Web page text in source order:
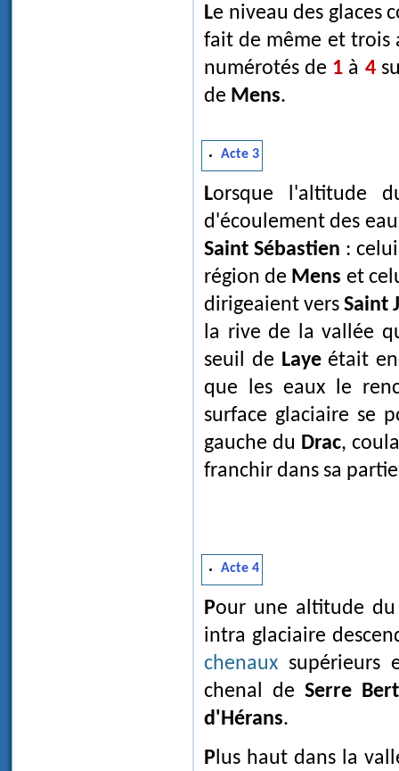
Le niveau des glaces continuant à baisser, celui des eaux glaciaires latérales
fait de même et trois
numérotés de 1 à 4
de Mens.
Acte 3
Lorsque l'altitude du glacier s'abaisse encore, ainsi que le niveau
d'écoulement des
Saint Sébastien :
région de Mens et
dirigeaient versSaint
la rive de la vallée
seuil de Layeétait
que les eaux le
surface glaciaire se
gauche du Drac,
franchir dans sa
Acte 4
Pour une altitude du glacier voisine de 1030 m, le niveau d'écoulement
intra glaciaire
chenaux supérieurs
chenal de Serre
d'Hérans.
Plus haut dans la